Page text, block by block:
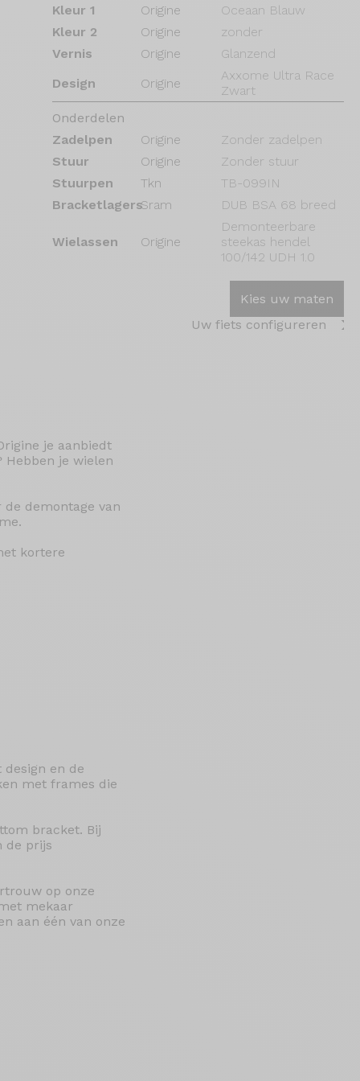
Kleur 1
Origine
Oceaan Blauw
Kleur 2
Origine
zonder
Vernis
Origine
Glanzend
Design
Origine
Axxome Ultra Race
Zwart
Onderdelen
Zadelpen
Origine
Zonder zadelpen
Stuur
Origine
Zonder stuur
Stuurpen
Tkn
TB-099IN
BracketlagersSram DUB BSA 68 breed
Wielassen Origine
Demonteerbare
steekas hendel
100/142 UDH 1.0
Kies uw maten
Uw fiets configureren
je aanbiedt
Hebben je wielen
de demontage van
kortere
en de
met frames die
bracket. Bij
de prijs
op onze
mekaar
aan één van onze